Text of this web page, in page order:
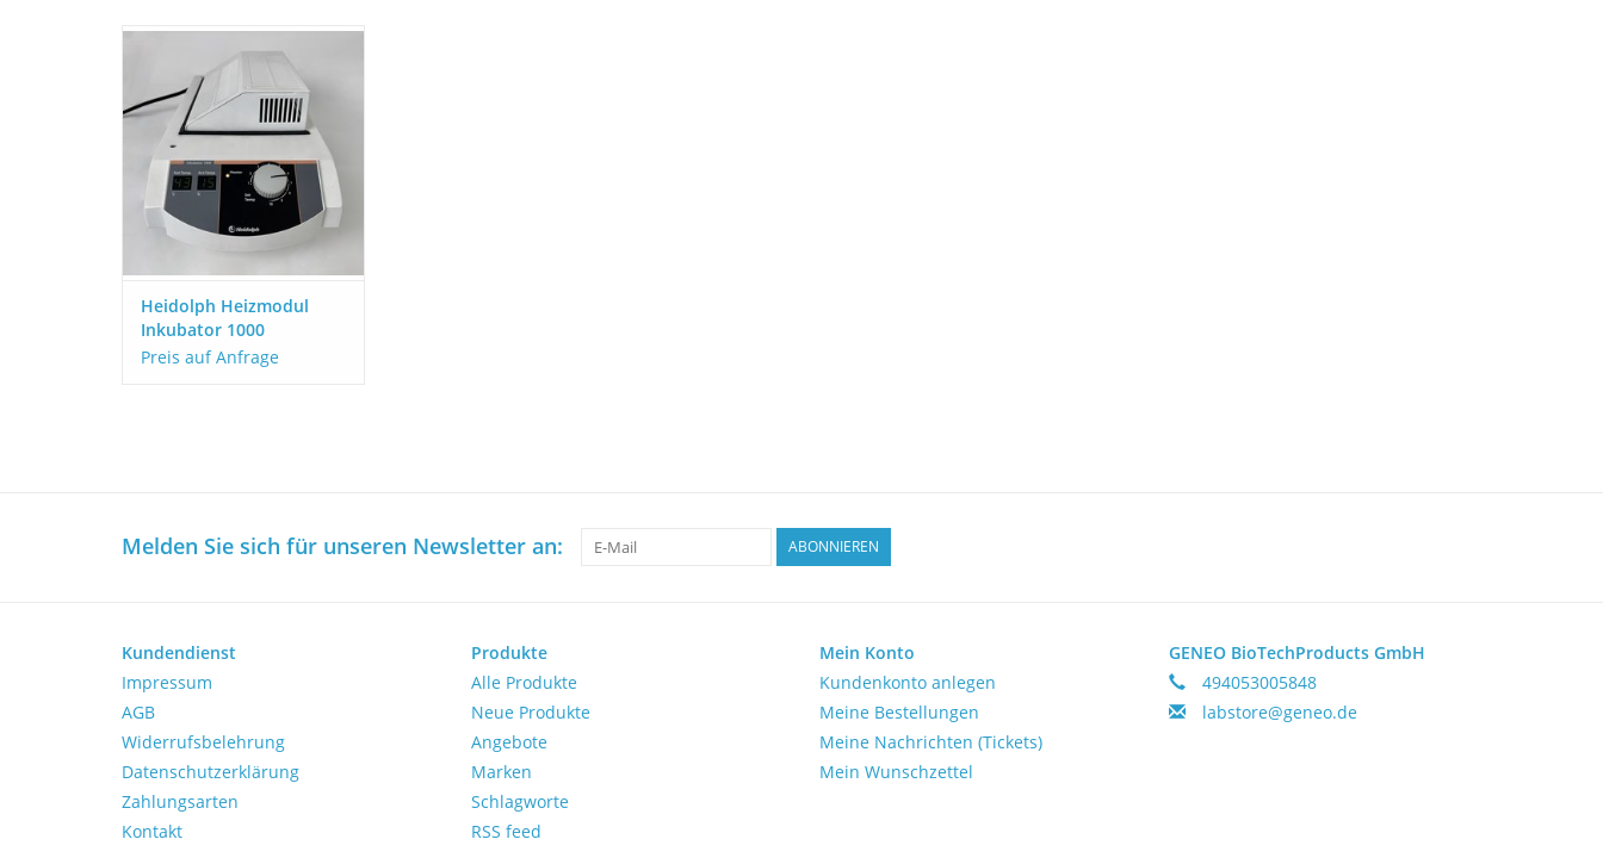
Demo-Gerät. Unbenutzt &
original packaging. Super
Zustand - Super Preis. 12
Monate Gewährleistung. Hier
informieren und bestellen!
ZUM WARENKORB HINZUFÜGEN
Heidolph Heizmodul
Inkubator 1000
Preis auf Anfrage
Melden Sie sich für unseren Newsletter an: ABONNIEREN
Kundendienst
Impressum
AGB
Widerrufsbelehrung
Datenschutzerklärung
Zahlungsarten
Kontakt
Produkte
Alle Produkte
Neue Produkte
Angebote
Marken
Schlagworte
RSS feed
Mein Konto
Kundenkonto anlegen
Meine Bestellungen
Meine Nachrichten (Tickets)
Mein Wunschzettel
GENEO BioTechProducts GmbH
494053005848
labstore@geneo.de